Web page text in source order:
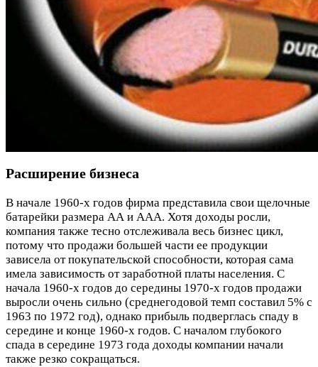
Расширение бизнеса
В начале 1960-х годов фирма представила свои щелочные
батарейки размера АА и ААА. Хотя доходы росли,
компания также тесно отслеживала весь бизнес цикл,
потому что продажи большей части ее продукции
зависела от покупательской способности, которая сама
имела зависимость от заработной платы населения. С
начала 1960-х годов до середины 1970-х годов продажи
выросли очень сильно (среднегодовой темп составил 5% с
1963 по 1972 год), однако прибыль подверглась спаду в
середине и конце 1960-х годов. С началом глубокого
спада в середине 1973 года доходы компании начали
также резко сокращаться.